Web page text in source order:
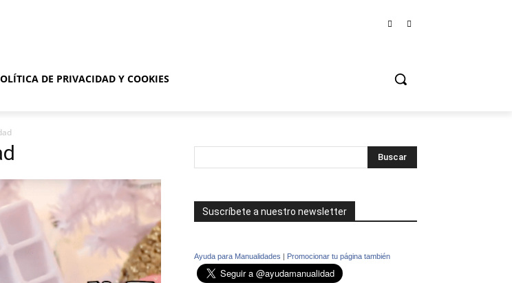
DE PRIVACIDAD Y COOKIES
Suscríbete a nuestro newsletter
Ayuda para Manualidades | Promocionar tu página también